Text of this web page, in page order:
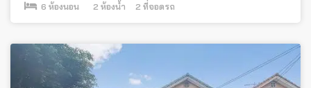
6 ห้องนอน 2 ห้องน้ำ 2 ที่จอดรถ